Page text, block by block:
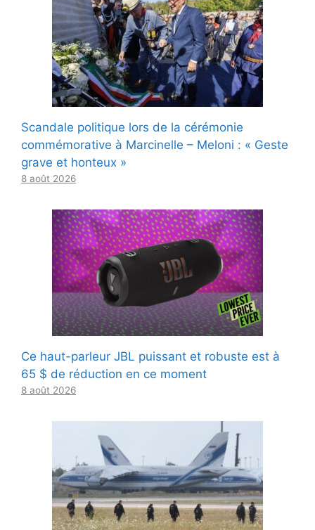
Scandale politique lors de la cérémonie
commémorative à Marcinelle – Meloni : « Geste
grave et honteux »
8 août 2026
Ce haut-parleur JBL puissant et robuste est à
65 $ de réduction en ce moment
8 août 2026